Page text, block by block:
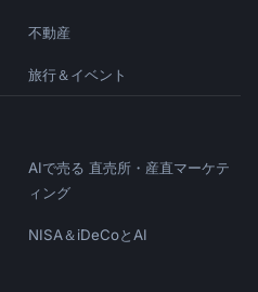
不動産
旅行＆イベント
AIで売る 直売所・産直マーケテ
ィング
NISA＆iDeCoとAI